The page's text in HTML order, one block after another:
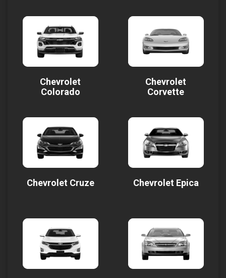
Chevrolet
Colorado
Chevrolet
Corvette
Chevrolet Cruze Chevrolet Epica